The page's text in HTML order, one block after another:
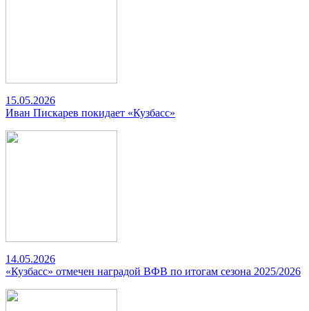
15.05.2026
Иван Пискарев покидает «Кузбасс»
14.05.2026
«Кузбасс» отмечен наградой ВФВ по итогам сезона 2025/2026